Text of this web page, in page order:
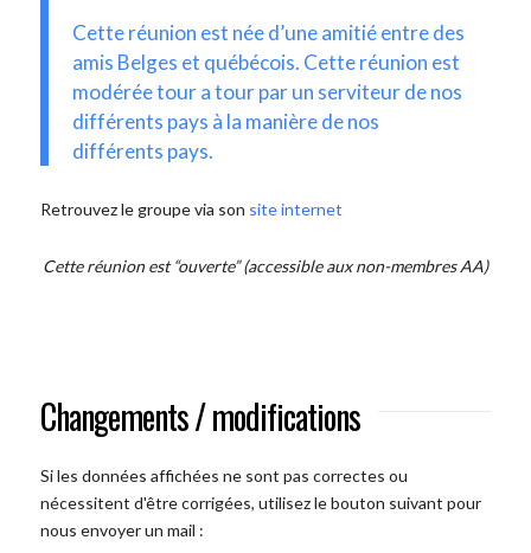
Cette réunion est née d’une amitié entre des
amis Belges et québécois. Cette réunion est
modérée tour a tour par un serviteur de nos
différents pays à la manière de nos
différents pays.
Retrouvez le groupe via son site internet
Cette réunion est “ouverte” (accessible aux non-membres AA)
Changements / modifications
Si les données affichées ne sont pas correctes ou
nécessitent d'être corrigées, utilisez le bouton suivant pour
nous envoyer un mail :